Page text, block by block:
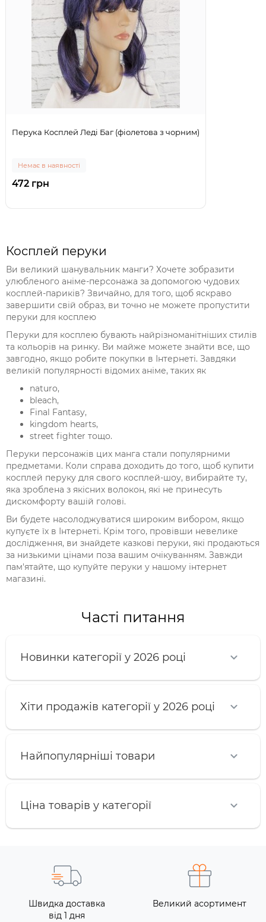
Перука Косплей Леді Баг (фіолетова з чорним)
Немає в наявності
472 грн
Косплей перуки
Ви великий шанувальник манги? Хочете зобразити
улюбленого аніме-персонажа за допомогою чудових
косплей-париків? Звичайно, для того, щоб яскраво
завершити свій образ, ви точно не можете пропустити
перуки для косплею
Перуки для косплею бувають найрізноманітніших стилів
та кольорів на ринку. Ви майже можете знайти все, що
завгодно, якщо робите покупки в Інтернеті. Завдяки
великій популярності відомих аніме, таких як
naturo,
bleach,
Final Fantasy,
kingdom hearts,
street fighter тощо.
Перуки персонажів цих манга стали популярними
предметами. Коли справа доходить до того, щоб купити
косплей перуку для свого косплей-шоу, вибирайте ту,
яка зроблена з якісних волокон, які не принесуть
дискомфорту вашій голові.
Ви будете насолоджуватися широким вибором, якщо
купуєте їх в Інтернеті. Крім того, провівши невелике
дослідження, ви знайдете казкові перуки, які продаються
за низькими цінами поза вашим очікуванням. Завжди
пам'ятайте, що купуйте перуки у нашому інтернет
магазині.
Часті питання
Новинки категорії у 2026 році
Хіти продажів категорії у 2026 році
Найпопулярніші товари
Ціна товарів у категорії
Швидка доставка
від 1 дня
Великий асортимент